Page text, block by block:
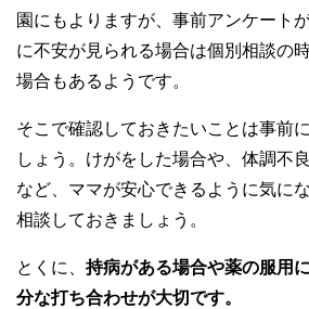
園にもよりますが、事前アンケート
に不安が見られる場合は個別相談の
場合もあるようです。
そこで確認しておきたいことは事前
しょう。けがをした場合や、体調不
など、ママが安心できるように気に
相談しておきましょう。
とくに、 持病がある場合や薬の服用
分な打ち合わせが大切です。